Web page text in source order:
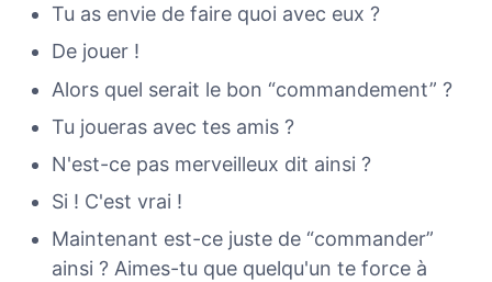
Tu as envie de faire quoi avec eux ?
De jouer !
Alors quel serait le bon “commandement” ?
Tu joueras avec tes amis ?
N'est-ce pas merveilleux dit ainsi ?
Si ! C'est vrai !
Maintenant est-ce juste de “commander”
ainsi ? Aimes-tu que quelqu'un te force à